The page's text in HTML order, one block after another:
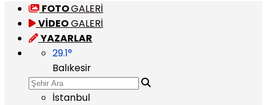
FOTOGALERİ
VİDEOGALERİ
YAZARLAR
29.1°
Balıkesir
İstanbul